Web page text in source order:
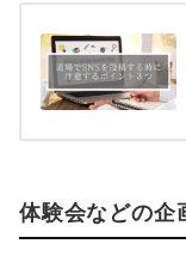
体験会などの企